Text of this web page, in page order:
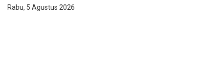
Rabu, 5 Agustus 2026